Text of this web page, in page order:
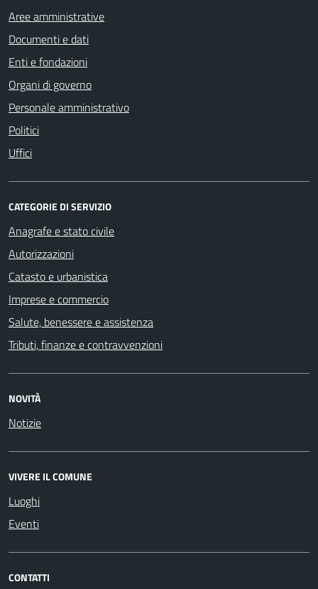
Aree amministrative
Documenti e dati
Enti e fondazioni
Organi di governo
Personale amministrativo
Politici
Uffici
CATEGORIE DI SERVIZIO
Anagrafe e stato civile
Autorizzazioni
Catasto e urbanistica
Imprese e commercio
Salute, benessere e assistenza
Tributi, finanze e contravvenzioni
NOVITÀ
Notizie
VIVERE IL COMUNE
Luoghi
Eventi
CONTATTI